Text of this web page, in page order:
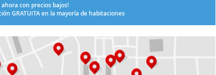
ahora con precios bajos!
GRATUITAen la mayoría de habitaciones